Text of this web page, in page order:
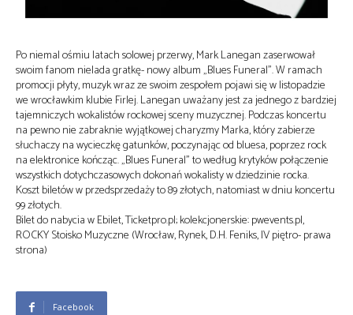
Po niemal ośmiu latach solowej przerwy, Mark Lanegan zaserwował
swoim fanom nielada gratkę- nowy album „Blues Funeral”. W ramach
promocji płyty, muzyk wraz ze swoim zespołem pojawi się w listopadzie
we wrocławkim klubie Firlej. Lanegan uważany jest za jednego z bardziej
tajemniczych wokalistów rockowej sceny muzycznej. Podczas koncertu
na pewno nie zabraknie wyjątkowej charyzmy Marka, który zabierze
słuchaczy na wycieczkę gatunków, poczynając od bluesa, poprzez rock
na elektronice kończąc. „Blues Funeral” to według krytyków połączenie
wszystkich dotychczasowych dokonań wokalisty w dziedzinie rocka.
Koszt biletów w przedsprzedaży to 89 złotych, natomiast w dniu koncertu
99 złotych.
Bilet do nabycia w Ebilet, Ticketpro.pl; kolekcjonerskie: pwevents.pl,
ROCKY Stoisko Muzyczne (Wrocław, Rynek, D.H. Feniks, IV piętro- prawa
strona)
Facebook